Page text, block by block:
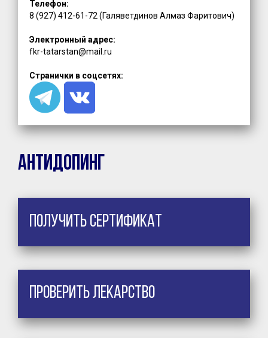
Телефон:
8 (927) 412-61-72 (Галяветдинов Алмаз Фаритович)
Электронный адрес:
fkr-tatarstan@mail.ru
Странички в соцсетях:
Антидопинг
Получить сертификат
Проверить лекарство